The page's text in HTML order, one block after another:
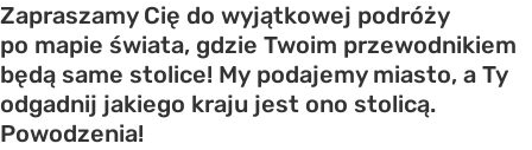
Zapraszamy Cię do wyjątkowej podróży
po mapie świata, gdzie Twoim przewodnikiem
będą same stolice! My podajemy miasto, a Ty
odgadnij jakiego kraju jest ono stolicą.
Powodzenia!